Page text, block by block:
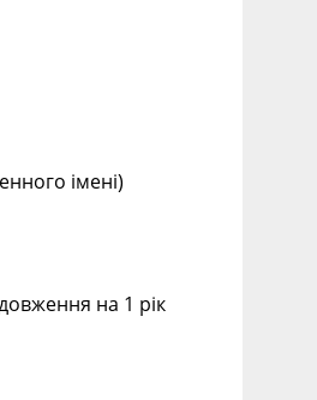
імені)
на 1 рік